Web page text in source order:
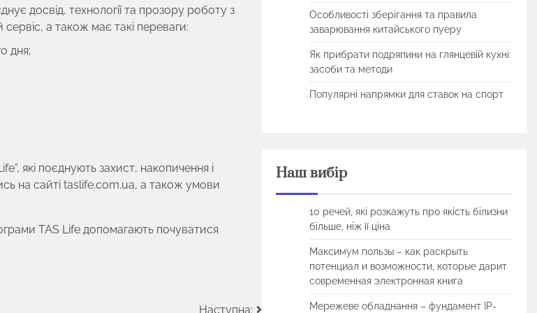
досвід, технології та прозору роботу з
сервіс, а також має такі переваги:
дня;
які поєднують захист, накопичення і
на сайті taslife.com.ua, а також умови
TAS Life допомагають почуватися
Наступна:
Особливості зберігання та правила
заварювання китайського пуеру
Як прибрати подряпини на глянцевій кухні:
засоби та методи
Популярні напрямки для ставок на спорт
Наш вибір
10 речей, які розкажуть про якість білизни
більше, ніж її ціна
Максимум пользы – как раскрыть
потенциал и возможности, которые дарит
современная электронная книга
Мережеве обладнання – фундамент IP-